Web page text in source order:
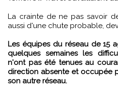
La crainte de ne pas savoir
aussi d'une chute probable,
Les équipes du réseau de 15
quelques semaines les
n'ont pas été tenues au
direction absente et occupée
son autre réseau.